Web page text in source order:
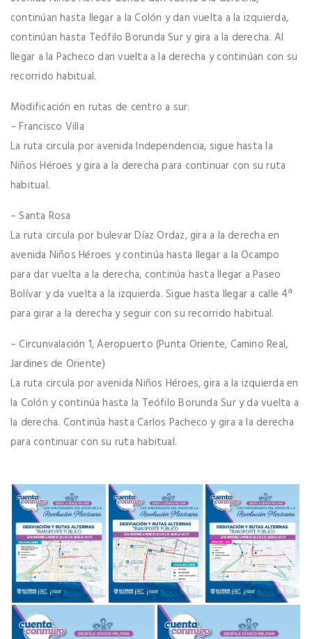
continúan hasta llegar a la Colón y dan vuelta a la izquierda,
continúan hasta Teófilo Borunda Sur y gira a la derecha. Al
llegar a la Pacheco dan vuelta a la derecha y continúan con su
recorrido habitual.
Modificación en rutas de centro a sur:
– Francisco Villa
La ruta circula por avenida Independencia, sigue hasta la
Niños Héroes y gira a la derecha para continuar con su ruta
habitual.
– Santa Rosa
La ruta circula por bulevar Díaz Ordaz, gira a la derecha en
avenida Niños Héroes y continúa hasta llegar a la Ocampo
para dar vuelta a la derecha, continúa hasta llegar a Paseo
Bolívar y da vuelta a la izquierda. Sigue hasta llegar a calle 4ª
para girar a la derecha y seguir con su recorrido habitual.
– Circunvalación 1, Aeropuerto (Punta Oriente, Camino Real,
Jardines de Oriente)
La ruta circula por avenida Niños Héroes, gira a la izquierda en
la Colón y continúa hasta la Teófilo Borunda Sur y da vuelta a
la derecha. Continúa hasta Carlos Pacheco y gira a la derecha
para continuar con su ruta habitual.